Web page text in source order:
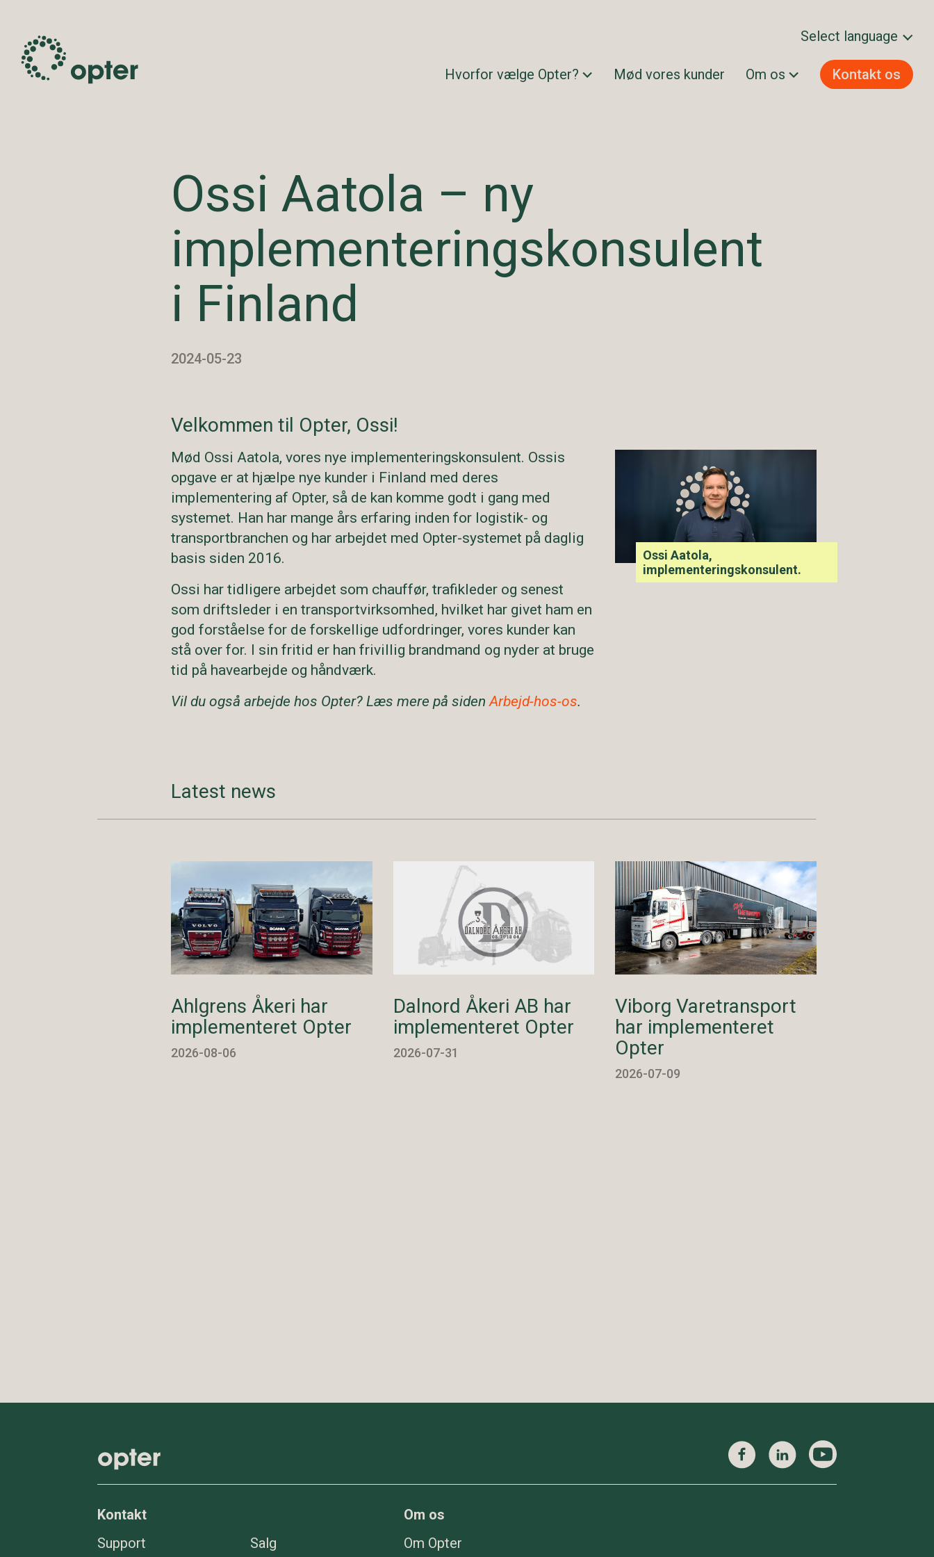
Select language
Svenska
Hvorfor vælge Opter? Mød vores kunder Om os Kontakt os
Ossi Aatola – ny
implementeringskonsulent
i Finland
2024-05-23
Velkommen til Opter, Ossi!
Ossi Aatola,
implementeringskonsulent.
Mød Ossi Aatola, vores nye implementeringskonsulent. Ossis
opgave er at hjælpe nye kunder i Finland med deres
implementering af Opter, så de kan komme godt i gang med
systemet. Han har mange års erfaring inden for logistik- og
transportbranchen og har arbejdet med Opter-systemet på daglig
basis siden 2016.
Ossi har tidligere arbejdet som chauffør, trafikleder og senest
som driftsleder i en transportvirksomhed, hvilket har givet ham en
god forståelse for de forskellige udfordringer, vores kunder kan
stå over for. I sin fritid er han frivillig brandmand og nyder at bruge
tid på havearbejde og håndværk.
Vil du også arbejde hos Opter? Læs mere på sidenArbejd-hos-os.
Latest news
Ahlgrens Åkeri har
implementeret Opter
2026-08-06
Dalnord Åkeri AB har
implementeret Opter
2026-07-31
Viborg Varetransport
har implementeret
Opter
2026-07-09
Kontakt
Support
Salg
Om os
Om Opter